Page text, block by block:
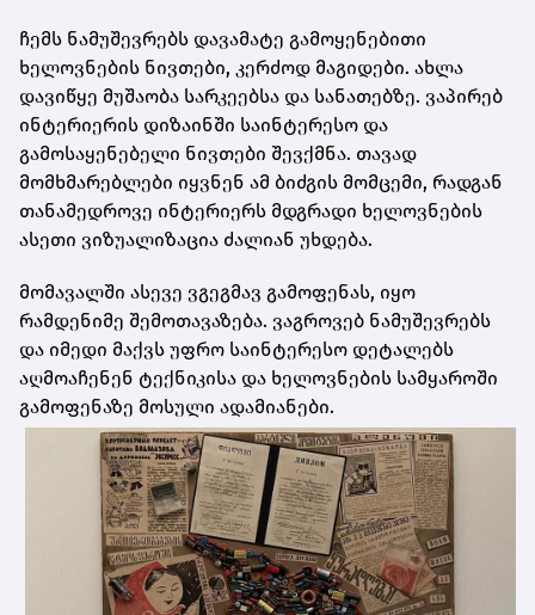
ჩემს ნამუშევრებს დავამატე გამოყენებითი
ხელოვნების ნივთები, კერძოდ მაგიდები. ახლა
დავიწყე მუშაობა სარკეებსა და სანათებზე. ვაპირებ
ინტერიერის დიზაინში საინტერესო და
გამოსაყენებელი ნივთები შევქმნა. თავად
მომხმარებლები იყვნენ ამ ბიძგის მომცემი, რადგან
თანამედროვე ინტერიერს მდგრადი ხელოვნების
ასეთი ვიზუალიზაცია ძალიან უხდება.
მომავალში ასევე ვგეგმავ გამოფენას, იყო
რამდენიმე შემოთავაზება. ვაგროვებ ნამუშევრებს
და იმედი მაქვს უფრო საინტერესო დეტალებს
აღმოაჩენენ ტექნიკისა და ხელოვნების სამყაროში
გამოფენაზე მოსული ადამიანები.